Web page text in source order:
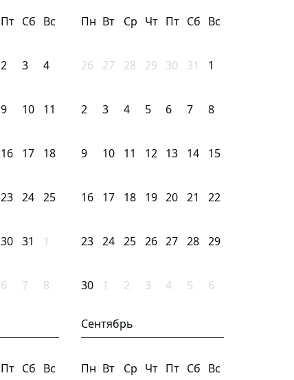
Пт Сб Вс
2 3 4
9 10 11
16 17 18
23 24 25
30 31 1
6 7 8
Пн Вт Ср Чт Пт Сб Вс
26 27 28 29 30 31 1
2 3 4 5 6 7 8
9 10 11 12 13 14 15
16 17 18 19 20 21 22
23 24 25 26 27 28 29
30 1 2 3 4 5 6
Пт Сб Вс
Сентябрь
Пн Вт Ср Чт Пт Сб Вс